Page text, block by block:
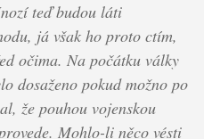
teď budou láti
já však ho proto ctím,
očima. Na počátku války
dosaženo pokud možno po
že pouhou vojenskou
Mohlo-li něco vésti